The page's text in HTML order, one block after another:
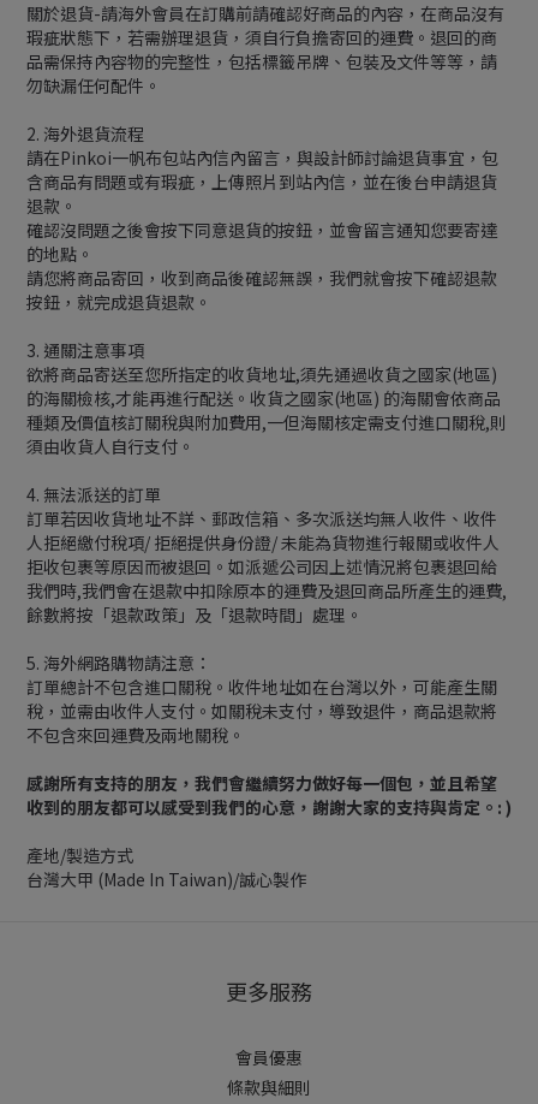
關於退貨-請海外會員在訂購前請確認好商品的內容，在商品沒有
瑕疵狀態下，若需辦理退貨，須自行負擔寄回的運費。退回的商
品需保持內容物的完整性，包括標籤吊牌、包裝及文件等等，請
勿缺漏任何配件。
2. 海外退貨流程
請在Pinkoi一帆布包站內信內留言，與設計師討論退貨事宜，包
含商品有問題或有瑕疵，上傳照片到站內信，並在後台申請退貨
退款。
確認沒問題之後會按下同意退貨的按鈕，並會留言通知您要寄達
的地點。
請您將商品寄回，收到商品後確認無誤，我們就會按下確認退款
按鈕，就完成退貨退款。
3. 通關注意事項
欲將商品寄送至您所指定的收貨地址,須先通過收貨之國家(地區)
的海關檢核,才能再進行配送。收貨之國家(地區) 的海關會依商品
種類及價值核訂關稅與附加費用,一但海關核定需支付進口關稅,則
須由收貨人自行支付。
4. 無法派送的訂單
訂單若因收貨地址不詳、郵政信箱、多次派送均無人收件、收件
人拒絕繳付稅項/ 拒絕提供身份證/ 未能為貨物進行報關或收件人
拒收包裹等原因而被退回。如派遞公司因上述情況將包裹退回給
我們時,我們會在退款中扣除原本的運費及退回商品所產生的運費,
餘數將按「退款政策」及「退款時間」處理。
5. 海外網路購物請注意：
訂單總計不包含進口關稅。收件地址如在台灣以外，可能產生關
稅，並需由收件人支付。如關稅未支付，導致退件，商品退款將
不包含來回運費及兩地關稅。
感謝所有支持的朋友，我們會繼續努力做好每一個包，並且希望
收到的朋友都可以感受到我們的心意，謝謝大家的支持與肯定。: )
產地/製造方式
台灣大甲 (Made In Taiwan)/誠心製作
更多服務
會員優惠
條款與細則